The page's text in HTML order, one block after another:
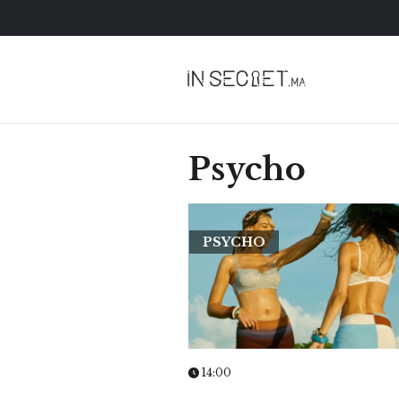
Psycho
PSYCHO
14:00
HOROSCOPE
VOTRE ASTRO
SEMAINE